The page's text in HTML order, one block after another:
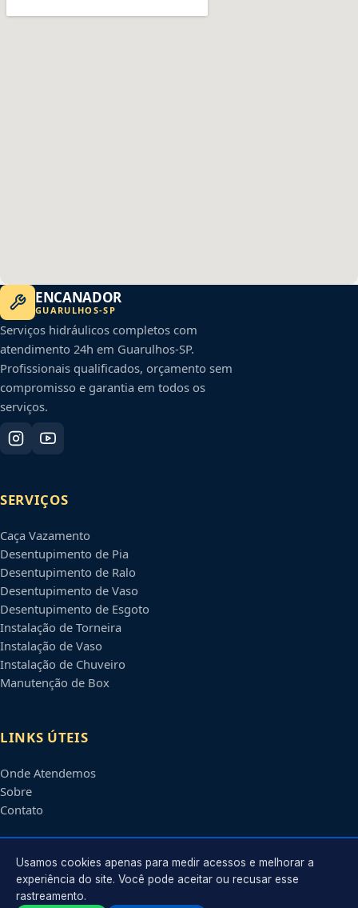
ENCANADOR
GUARULHOS-SP
Serviços hidráulicos completos com
atendimento 24h em Guarulhos-SP.
Profissionais qualificados, orçamento sem
compromisso e garantia em todos os
serviços.
SERVIÇOS
Caça Vazamento
Desentupimento de Pia
Desentupimento de Ralo
Desentupimento de Vaso
Desentupimento de Esgoto
Instalação de Torneira
Instalação de Vaso
Instalação de Chuveiro
Manutenção de Box
LINKS ÚTEIS
Onde Atendemos
Sobre
Contato
CONTATO
Atendimento em
Usamos cookies apenas para medir acessos e melhorar a
experiência do site. Você pode aceitar ou recusar esse
rastreamento.